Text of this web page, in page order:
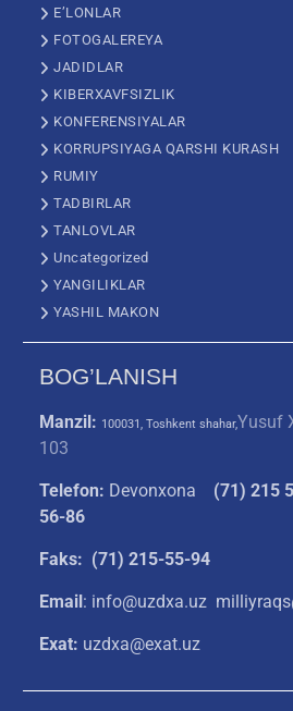
E’LONLAR
FOTOGALEREYA
JADIDLAR
KIBERXAVFSIZLIK
KONFERENSIYALAR
KORRUPSIYAGA QARSHI KURASH
RUMIY
TADBIRLAR
TANLOVLAR
Uncategorized
YANGILIKLAR
YASHIL MAKON
BOG’LANISH
Manzil: 100031, Toshkent shahar,Yusuf
103
Telefon: Devonxona (71) 215
56-86
Faks: (71) 215-55-94
Email : info@uzdxa.uz
Exat: uzdxa@exat.uz